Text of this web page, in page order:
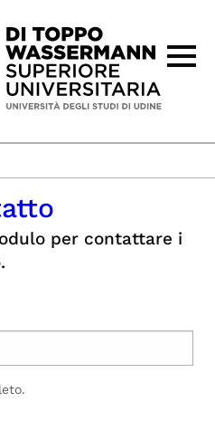
principale
per contattare i